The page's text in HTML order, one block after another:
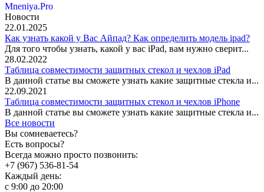
Mneniya.Pro
Новости
22.01.2025
Как узнать какой у Вас Айпад? Как определить модель ipad?
Для того чтобы узнать, какой у вас iPad, вам нужно сверит...
28.02.2022
Таблица совместимости защитных стекол и чехлов iPad
В данной статье вы сможете узнать какие защитные стекла и...
22.09.2021
Таблица совместимости защитных стекол и чехлов iPhone
В данной статье вы сможете узнать какие защитные стекла и...
Все новости
Вы сомневаетесь?
Есть вопросы?
Всегда можно просто позвонить:
+7 (967) 536-81-54
Каждый день:
с 9:00 до 20:00